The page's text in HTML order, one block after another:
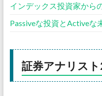
インデックス投資家から
Passiveな投資とActiveな
証券アナリス